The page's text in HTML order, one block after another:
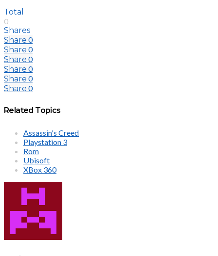
Total
0
Shares
Share 0
Share 0
Share 0
Share 0
Share 0
Share 0
Related Topics
Assassin's Creed
Playstation 3
Rom
Ubisoft
XBox 360